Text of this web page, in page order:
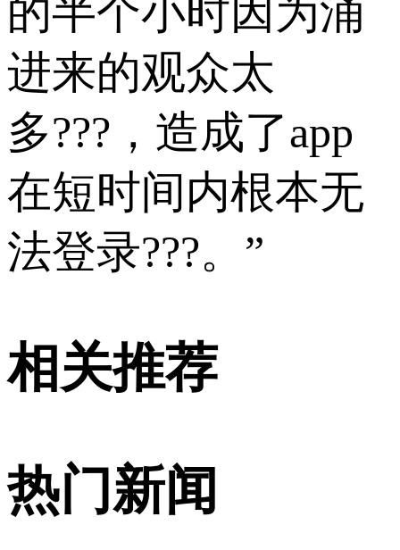
的半个小时因为涌
进来的观众太
多???，造成了app
在短时间内根本无
法登录???。”
相关推荐
热门新闻